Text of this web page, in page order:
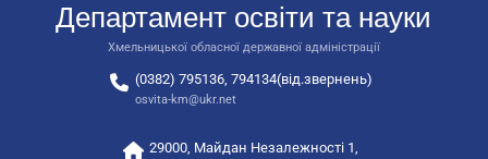
автобусів для потреб
закладів освіти
Департамент освіти та науки
Хмельницької обласної державної адміністрації
(0382) 795136, 794134(від.звернень)
osvita-km@ukr.net
29000, Майдан Незалежності 1,